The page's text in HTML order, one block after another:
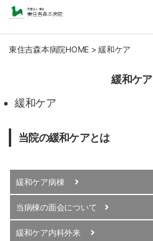
住
吉
院
療
橘
会
東住吉森本病院HOME > 緩和ケア
緩和ケア
緩和ケア
当院の緩和ケアとは
緩和ケア病棟
当病棟の面会について
緩和ケア内科外来